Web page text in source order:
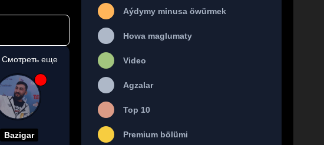
Смотреть еще
Bazigar
Aýdymy minusa öwürmek
Howa maglumaty
Video
Agzalar
Top 10
Premium bölümi